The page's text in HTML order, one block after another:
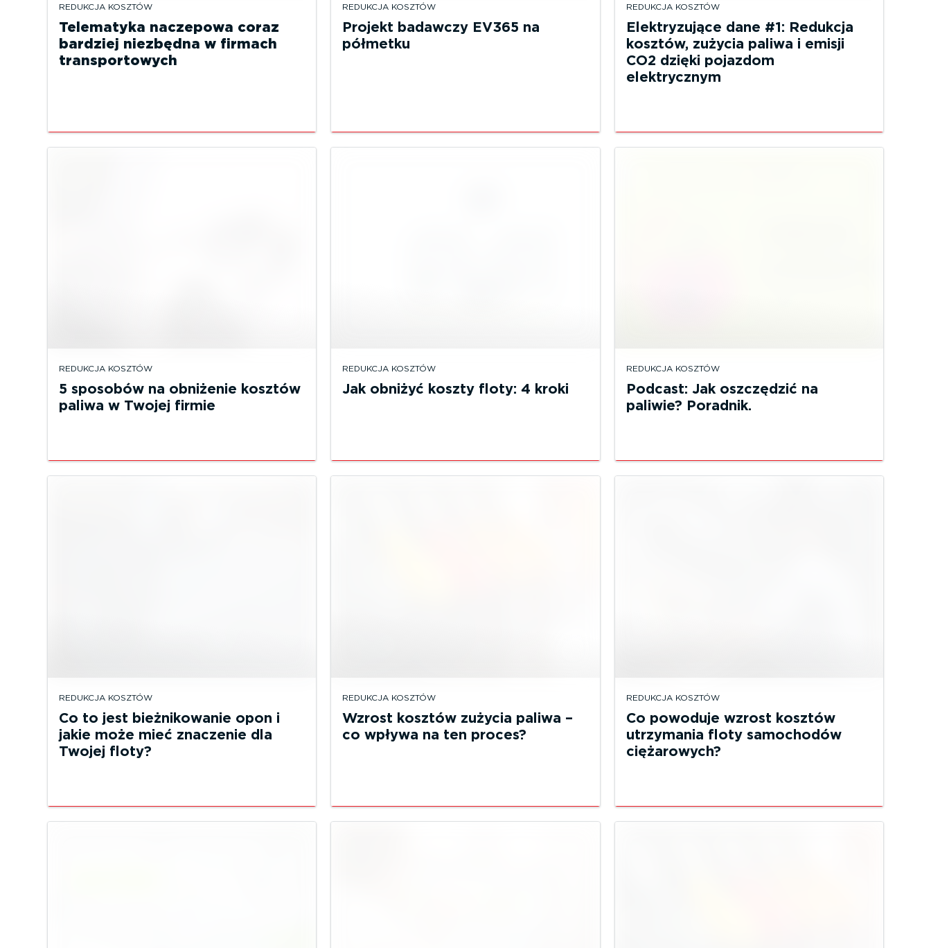
REDUKCJA KOSZTÓW
Telematyka naczepowa coraz
bardziej niezbędna w firmach
transportowych
REDUKCJA KOSZTÓW
Projekt badawczy EV365 na
półmetku
REDUKCJA KOSZTÓW
Elektryzujące dane #1: Redukcja
kosztów, zużycia paliwa i emisji
CO2 dzięki pojazdom
elektrycznym
REDUKCJA KOSZTÓW
5 sposobów na obniżenie kosztów
paliwa w Twojej firmie
REDUKCJA KOSZTÓW
Jak obniżyć koszty floty: 4 kroki
REDUKCJA KOSZTÓW
Podcast: Jak oszczędzić na
paliwie? Poradnik.
REDUKCJA KOSZTÓW
Co to jest bieżnikowanie opon i
jakie może mieć znaczenie dla
Twojej floty?
REDUKCJA KOSZTÓW
Wzrost kosztów zużycia paliwa –
co wpływa na ten proces?
REDUKCJA KOSZTÓW
Co powoduje wzrost kosztów
utrzymania floty samochodów
ciężarowych?